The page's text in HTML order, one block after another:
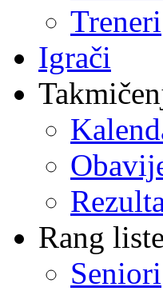
Treneri
Igrači
Rang liste
Seniori